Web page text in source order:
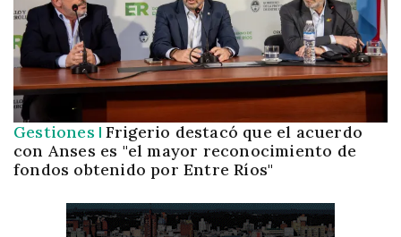
Gestiones Frigerio destacó que el acuerdo
con Anses es "el mayor reconocimiento de
fondos obtenido por Entre Ríos"